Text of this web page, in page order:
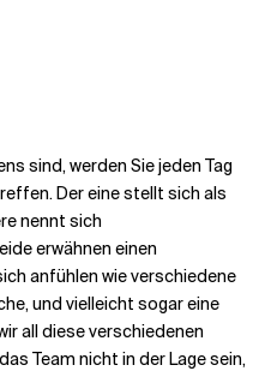
sind, werden Sie jeden Tag
Der eine stellt sich als
nennt sich
erwähnen einen
anfühlen wie verschiedene
und vielleicht sogar eine
all diese verschiedenen
Team nicht in der Lage sein,